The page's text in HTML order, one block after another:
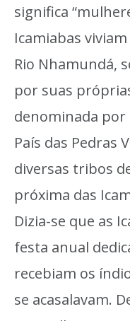
significa
Icamiabas
Rio Nhamundá,
por suas
denominada
País das Pedras
diversas tribos
próxima das
Dizia-se que as
festa anual
recebiam os
se acasalavam.